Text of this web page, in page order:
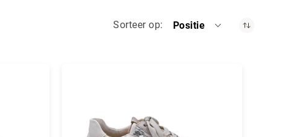
Sorteer op Positie